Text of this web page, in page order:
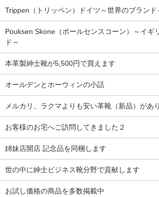
Trippen（トリッペン）ドイツ～世界のブランド
Pouksen Skone（ポールセンスコーン）～イギ
ド～
本革製紳士靴が5,500円で買えます
オールデンとホーウィンの小話
メルカリ、ラクマよりも安い革靴（新品）があ
お客様のお宅へご訪問してきました２
姉妹店開店 記念品を同梱します
世の中に紳士ビジネス靴分野で貢献します
お試し価格の商品を多数掲載中